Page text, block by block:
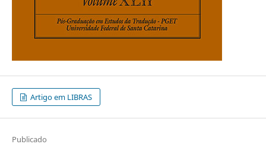
Artigo em LIBRAS
Publicado